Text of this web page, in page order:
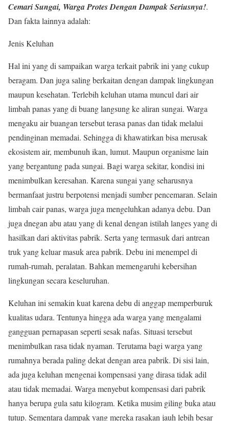
Cemari Sungai, Warga Protes Dengan Dampak Seriusnya!.
Dan fakta lainnya adalah:
Jenis Keluhan
Hal ini yang di sampaikan warga terkait pabrik ini yang cukup
beragam. Dan juga saling berkaitan dengan dampak lingkungan
maupun kesehatan. Terlebih keluhan utama muncul dari air
limbah panas yang di buang langsung ke aliran sungai. Warga
mengaku air buangan tersebut terasa panas dan tidak melalui
pendinginan memadai. Sehingga di khawatirkan bisa merusak
ekosistem air, membunuh ikan, lumut. Maupun organisme lain
yang bergantung pada sungai. Bagi warga sekitar, kondisi ini
menimbulkan keresahan. Karena sungai yang seharusnya
bermanfaat justru berpotensi menjadi sumber pencemaran. Selain
limbah cair panas, warga juga mengeluhkan adanya debu. Dan
juga dnegan abu atau yang di kenal dengan istilah langes yang di
hasilkan dari aktivitas pabrik. Serta yang termasuk dari antrean
truk yang keluar masuk area pabrik. Debu ini menempel di
rumah-rumah, peralatan. Bahkan memengaruhi kebersihan
lingkungan secara keseluruhan.
Keluhan ini semakin kuat karena debu di anggap memperburuk
kualitas udara. Tentunya hingga ada warga yang mengalami
gangguan pernapasan seperti sesak nafas. Situasi tersebut
menimbulkan rasa tidak nyaman. Terutama bagi warga yang
rumahnya berada paling dekat dengan area pabrik. Di sisi lain,
ada juga keluhan mengenai kompensasi yang dirasa tidak adil
atau tidak memadai. Warga menyebut kompensasi dari pabrik
hanya berupa gula satu kilogram. Ketika musim giling buka atau
tutup. Sementara dampak yang mereka rasakan jauh lebih besar